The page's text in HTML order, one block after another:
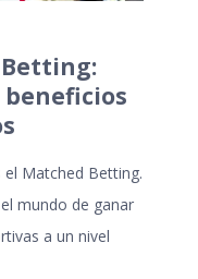
Betting:
beneficios
Matched Betting.
mundo de ganar
a un nivel